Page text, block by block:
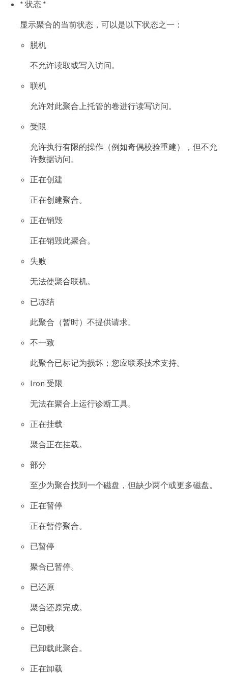
* 状态 *
显示聚合的当前状态，可以是以下状态之一：
脱机
不允许读取或写入访问。
联机
允许对此聚合上托管的卷进行读写访问。
受限
允许执行有限的操作（例如奇偶校验重建），但不允
许数据访问。
正在创建
正在创建聚合。
正在销毁
正在销毁此聚合。
失败
无法使聚合联机。
已冻结
此聚合（暂时）不提供请求。
不一致
此聚合已标记为损坏；您应联系技术支持。
Iron 受限
无法在聚合上运行诊断工具。
正在挂载
聚合正在挂载。
部分
至少为聚合找到一个磁盘，但缺少两个或更多磁盘。
正在暂停
正在暂停聚合。
已暂停
聚合已暂停。
已还原
聚合还原完成。
已卸载
已卸载此聚合。
正在卸载